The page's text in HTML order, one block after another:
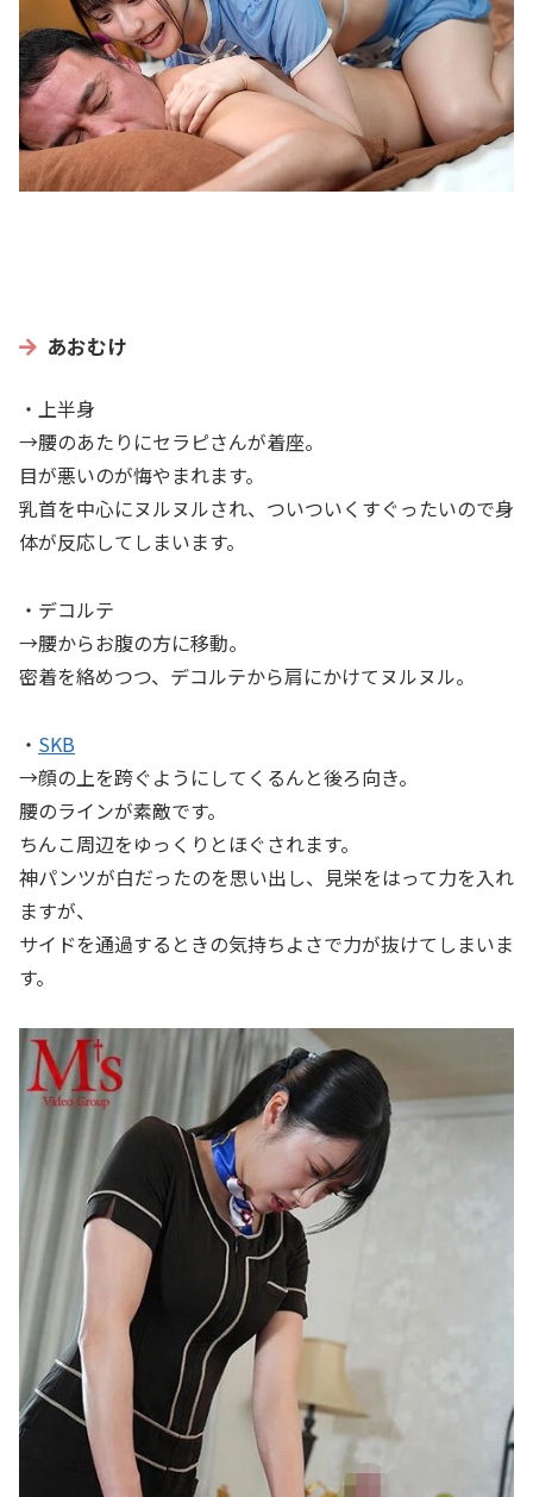
あおむけ
・上半身
→腰のあたりにセラピさんが着座。
目が悪いのが悔やまれます。
乳首を中心にヌルヌルされ、ついついくすぐったいので身
体が反応してしまいます。
・デコルテ
→腰からお腹の方に移動。
密着を絡めつつ、デコルテから肩にかけてヌルヌル。
・ SKB
→顔の上を跨ぐようにしてくるんと後ろ向き。
腰のラインが素敵です。
ちんこ周辺をゆっくりとほぐされます。
神パンツが白だったのを思い出し、見栄をはって力を入れ
ますが、
サイドを通過するときの気持ちよさで力が抜けてしまいま
す。